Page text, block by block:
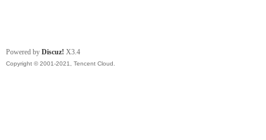
Powered by Discuz! X3.4
Copyright © 2001-2021, Tencent Cloud.